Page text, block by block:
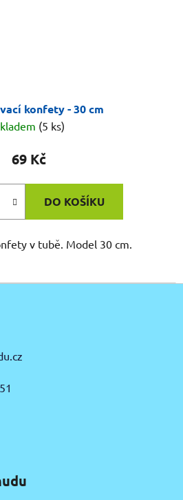
konfety - 30 cm
(5 ks)
69 Kč
DO KOŠÍKU
v tubě. Model 30 cm.